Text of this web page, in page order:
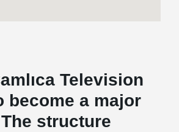
Television
become a major
structure